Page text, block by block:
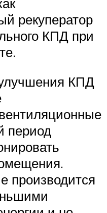
рекуператор
КПД при
КПД
период
производится